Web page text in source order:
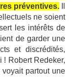
préventives.Il
ne soient
les intérêts de
de garder une
et discrédités,
Robert Redeker,
partout une